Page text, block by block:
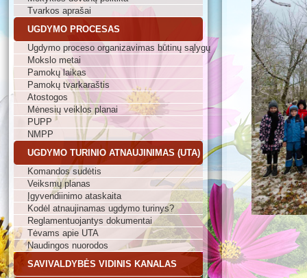
Tvarkos aprašai
UGDYMO PROCESAS
Ugdymo proceso organizavimas būtinų sąlygų
Mokslo metai
Pamokų laikas
Pamokų tvarkaraštis
Atostogos
Mėnesių veiklos planai
PUPP
NMPP
UGDYMO TURINIO ATNAUJINIMAS (UTA)
Komandos sudėtis
Veiksmų planas
Įgyvendiinimo ataskaita
Kodėl atnaujinamas ugdymo turinys?
Reglamentuojantys dokumentai
Tėvams apie UTA
Naudingos nuorodos
SAVIVALDYBĖS VIDINIS KANALAS